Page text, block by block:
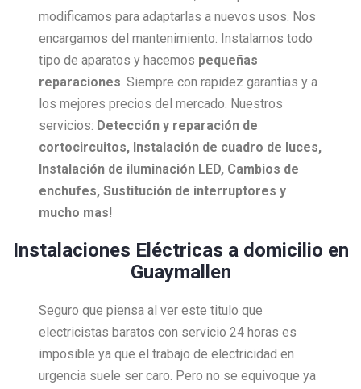
modificamos para adaptarlas a nuevos usos. Nos
encargamos del mantenimiento. Instalamos todo
tipo de aparatos y hacemos pequeñas
reparaciones. Siempre con rapidez garantías y a
los mejores precios del mercado. Nuestros
servicios: Detección y reparación de
cortocircuitos, Instalación de cuadro de luces,
Instalación de iluminación LED, Cambios de
enchufes, Sustitución de interruptores y
mucho mas!
Instalaciones Eléctricas a domicilio en
Guaymallen
Seguro que piensa al ver este titulo que
electricistas baratos con servicio 24 horas es
imposible ya que el trabajo de electricidad en
urgencia suele ser caro. Pero no se equivoque ya